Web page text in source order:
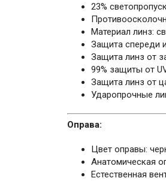
23%
Материал линз:
Защита спереди
Защита линз от
99% защиты от
Защита линз от
Ударопрочные
Оправа:
Цвет оправы:
Анатомическая
Естественная